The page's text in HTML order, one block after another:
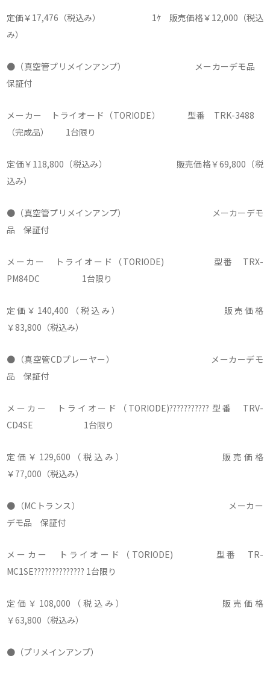
定価￥17,476（税込み） 1ｹ 販売価格￥12,000（税込
み）
●（真空管プリメインアンプ） メーカーデモ品
保証付
メーカー トライオード（TORIODE） 型番 TRK-3488
（完成品） 1台限り
定価￥118,800（税込み） 販売価格￥69,800（税
込み）
●（真空管プリメインアンプ） メーカーデモ
品 保証付
メーカー トライオード（TORIODE) 型番 TRX-
PM84DC 1台限り
定価￥140,400（税込み） 販売価格
￥83,800（税込み）
●（真空管CDプレーヤー） メーカーデモ
品 保証付
メーカー トライオード（TORIODE)??????????? 型番 TRV-
CD4SE 1台限り
定価￥129,600（税込み） 販売価格
￥77,000（税込み）
●（MCトランス） メーカー
デモ品 保証付
メーカー トライオード（TORIODE) 型番 TR-
MC1SE?????????????? 1台限り
定価￥108,000（税込み） 販売価格
￥63,800（税込み）
●（プリメインアンプ）